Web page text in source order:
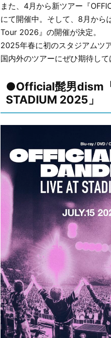
また、4月から新ツアー『
にて開催中。そして、8月から
Tour 2026』の開催が決定。
2025年春に初のスタジアムツ
国内外のツアーにぜひ期待して
●Official髭男dism
STADIUM 2025」